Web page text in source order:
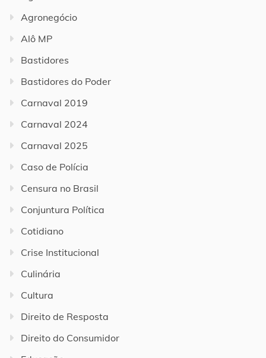
Agronegócio
Alô MP
Bastidores
Bastidores do Poder
Carnaval 2019
Carnaval 2024
Carnaval 2025
Caso de Polícia
Censura no Brasil
Conjuntura Política
Cotidiano
Crise Institucional
Culinária
Cultura
Direito de Resposta
Direito do Consumidor